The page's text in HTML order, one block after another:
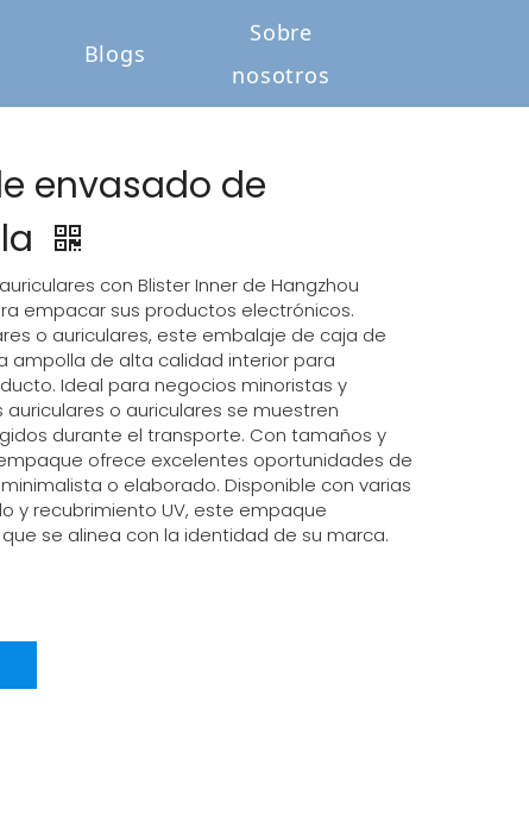
Blogs
Sobre
nosotros
envasado de
con Blister Inner de Hangzhou
empacar sus productos electrónicos.
o auriculares, este embalaje de caja de
ampolla de alta calidad interior para
Ideal para negocios minoristas y
o auriculares se muestren
durante el transporte. Con tamaños y
ofrece excelentes oportunidades de
o elaborado. Disponible con varias
y recubrimiento UV, este empaque
se alinea con la identidad de su marca.